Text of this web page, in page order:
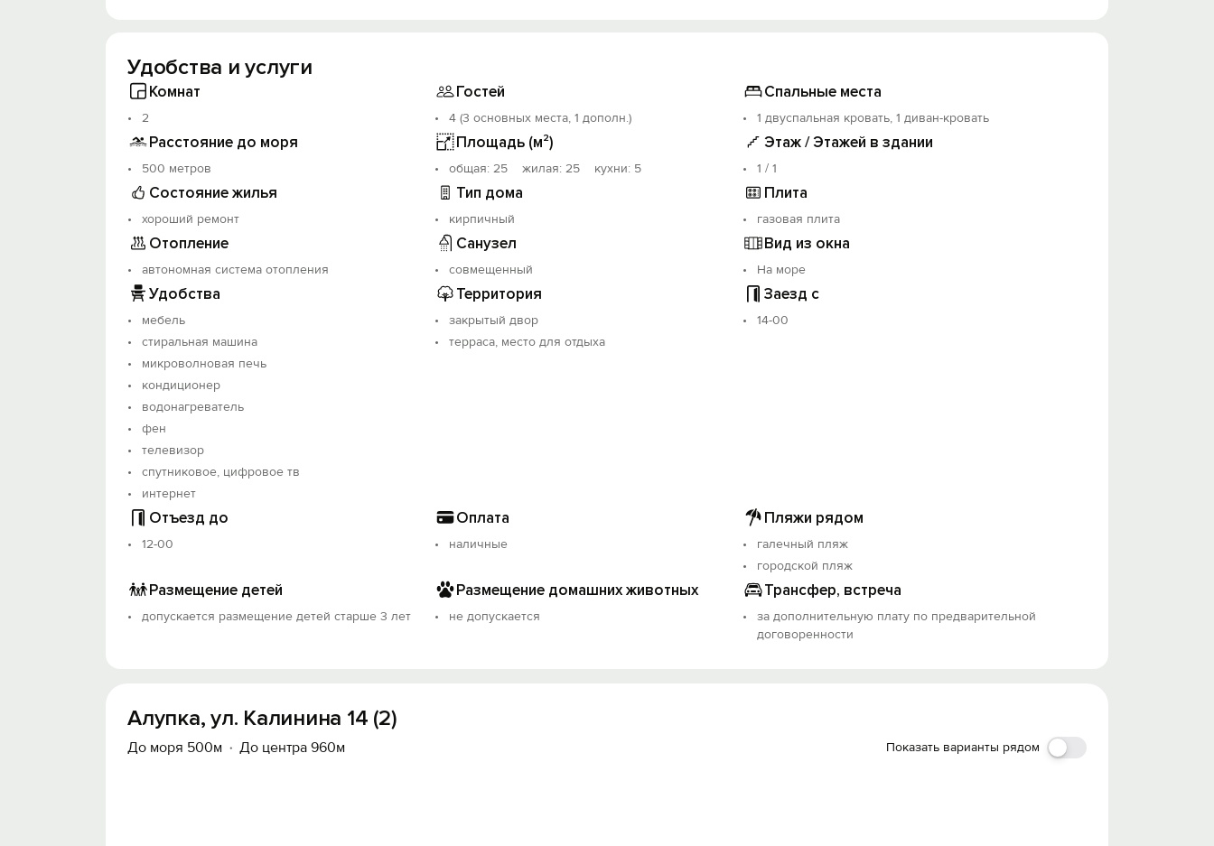
детский пляж, пляж «Лазурный берег«и д.р.
Удобства и услуги
Комнат
2
Гостей
4 (3 основных места, 1 дополн.)
Спальные места
1 двуспальная кровать, 1 диван-кровать
Расстояние до моря
500 метров
Площадь (м²)
oбщая: 25 жилая: 25 кухни: 5
Этаж / Этажей в здании
1 / 1
Состояние жилья
хороший ремонт
Тип дома
кирпичный
Плита
газовая плита
Отопление
автономная система отопления
Санузел
совмещенный
Вид из окна
На море
Удобства
мебель
стиральная машина
микроволновая печь
кондиционер
водонагреватель
фен
телевизор
спутниковое, цифровое тв
интернет
Территория
закрытый двор
терраса, место для отдыха
Заезд с
14-00
Отъезд до
12-00
Оплата
наличные
Пляжи рядом
галечный пляж
городской пляж
Размещение детей
допускается размещение детей старше 3 лет
Размещение домашних животных
не допускается
Трансфер, встреча
за дополнительную плату по предварительной
договоренности
Алупка, ул. Калинина 14 (2)
До моря 500м До центра 960м Показать варианты рядом